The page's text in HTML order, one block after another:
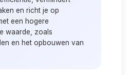
en richt je op
een hogere
waarde, zoals
en het opbouwen van